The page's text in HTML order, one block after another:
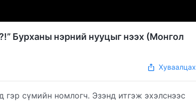
Бурханы нэрний нууцыг нээх (Монгол
Хуваалцах
сүмийн номлогч. Эзэнд итгэж эхэлснээс